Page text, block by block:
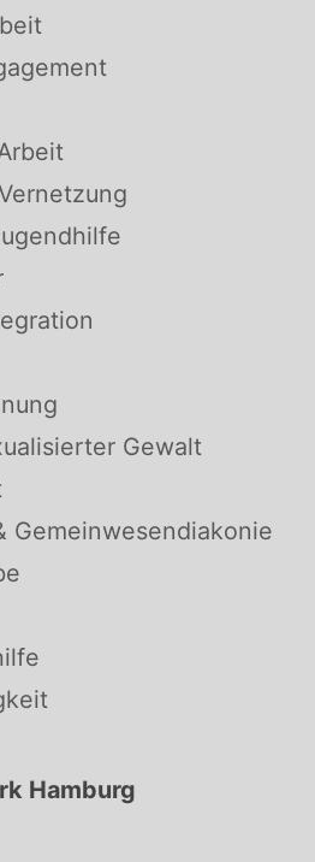
Gewalt
Gemeinwesendiakonie
Hamburg